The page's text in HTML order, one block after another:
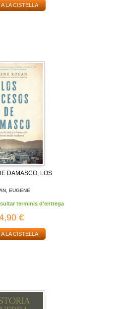
LA CISTELLA
DAMASCO, LOS
EUGENE
terminis d'entrega
€
LA CISTELLA